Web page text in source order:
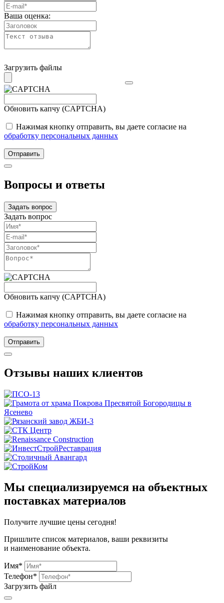
Ваша оценка:
Загрузить файлы
Обновить капчу (CAPTCHA)
Нажимая кнопку отправить, вы даете согласие на
обработку персональных данных
Отправить
Вопросы и ответы
Задать вопрос
Задать вопрос
Обновить капчу (CAPTCHA)
Нажимая кнопку отправить, вы даете согласие на
обработку персональных данных
Отправить
Отзывы наших клиентов
Мы специализируемся на объектных
поставках материалов
Получите лучшие цены сегодня!
Пришлите список материалов, ваши реквизиты
и наименование объекта.
Имя*
Телефон*
Загрузить файл